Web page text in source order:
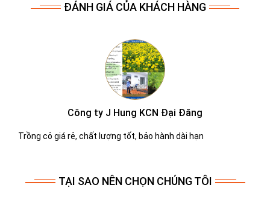
ĐÁNH GIÁ CỦA KHÁCH HÀNG
Công ty Molen
Dịch vụ chắm sóc cây xanh tốt tận tình
TẠI SAO NÊN CHỌN CHÚNG TÔI